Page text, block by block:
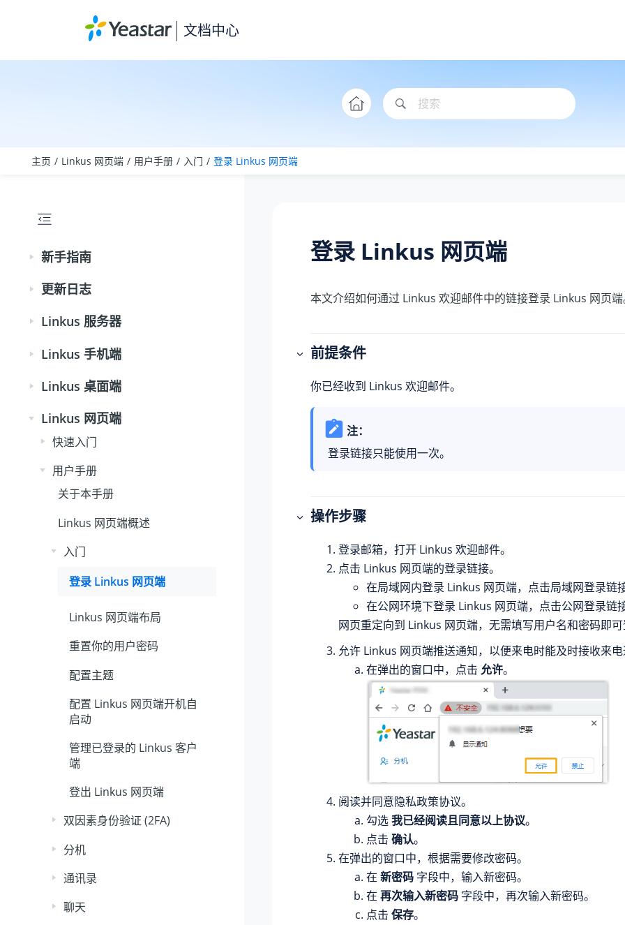
文档中心
主页 Linkus 网页端 用户手册 入门 登录 Linkus 网页端
新手指南
更新日志
Linkus 服务器
Linkus 手机端
Linkus 桌面端
Linkus 网页端
快速入门
用户手册
关于本手册
Linkus 网页端概述
入门
登录 Linkus 网页端
Linkus 网页端布局
重置你的用户密码
配置主题
配置 Linkus 网页端开机自
启动
管理已登录的 Linkus 客户
端
登出 Linkus 网页端
双因素身份验证 (2FA)
分机
通讯录
聊天
登录 Linkus 网页端
本文介绍如何通过 Linkus 欢迎邮件中的链接登录 Linkus 网页
前提条件
你已经收到 Linkus 欢迎邮件。
注：
登录链接只能使用一次。
操作步骤
登录邮箱，打开 Linkus 欢迎邮件。
点击 Linkus 网页端的登录链接。
在局域网内登录 Linkus 网页端，点击局域网登录链
在公网环境下登录 Linkus 网页端，点击公网登录链
网页重定向到 Linkus 网页端，无需填写用户名和密码即
允许 Linkus 网页端推送通知，以便来电时能及时接收来
在弹出的窗口中，点击 允许。
阅读并同意隐私政策协议。
勾选我已经阅读且同意以上协议。
点击 确认。
在弹出的窗口中，根据需要修改密码。
在 新密码 字段中，输入新密码。
在 再次输入新密码 字段中，再次输入新密码。
点击 保存。